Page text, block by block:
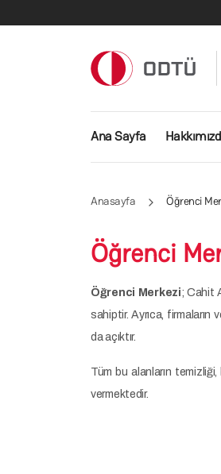
Ana gezinti
Ana Sayfa
Anasayfa Öğrenci
Öğrenci
Öğrenci Merkezi; Cahit
sahiptir. Ayrıca, firmaların
da açıktır.
Tüm bu alanların
vermektedir.